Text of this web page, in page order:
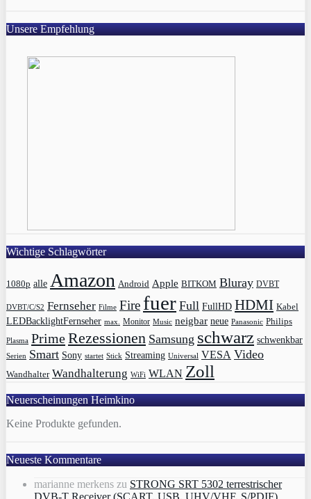
Unsere Empfehlung
Wichtige Schlagwörter
1080p alle Amazon Android Apple BITKOM Bluray DVBT
DVBT/C/S2 Fernseher Filme Fire fuer Full FullHD HDMI Kabel
LEDBacklightFernseher max. Monitor Music neigbar neue Panasonic Philips
Plasma PrimeRezessionen Samsung schwarz schwenkbar
Serien Smart Sony startet Stick Streaming Universal VESA Video
Wandhalter Wandhalterung WiFi WLAN Zoll
Neuerscheinungen Heimkino
Keine Produkte gefunden.
Neueste Kommentare
marianne merkens zu STRONG SRT 5302 terrestrischer